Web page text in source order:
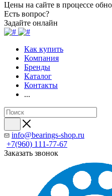
Цены на сайте в процессе
Есть вопрос?
Задайте онлайн
Как купить
Компания
Бренды
Каталог
Контакты
...
info@bearings-shop.ru
+7(960) 111-77-67
Заказать звонок